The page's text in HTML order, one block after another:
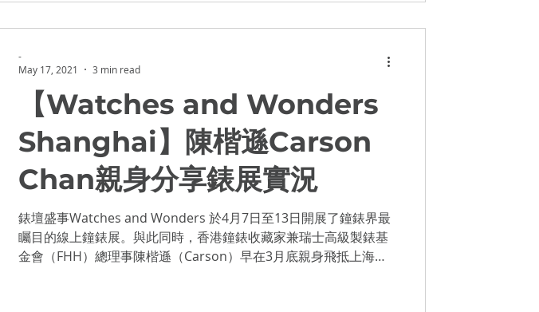
【Watches and Wonders
Shanghai】陳楷遜Carson
Chan親身分享錶展實況
錶壇盛事Watches and Wonders 於4月7日至13日開展了鐘錶界最
矚目的線上鐘錶展。與此同時，香港鐘錶收藏家兼瑞士高級製錶基
金會（FHH）總理事陳楷遜（Carson）早在3月底親身飛抵上海，
-
May 17, 2021
3 min read